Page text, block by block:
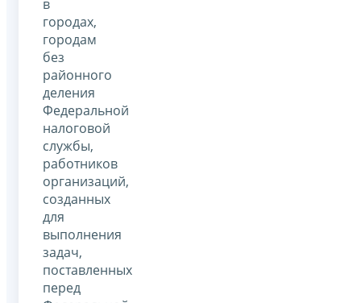
в
городах,
городам
без
районного
деления
Федеральной
налоговой
службы,
работников
организаций,
созданных
для
выполнения
задач,
поставленных
перед